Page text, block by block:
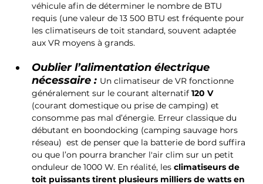
véhicule afin de déterminer le nombre de BTU
requis (une valeur de 13 500 BTU est fréquente pour
les climatiseurs de toit standard, souvent adaptée
aux VR moyens à grands.
Oublier l’alimentation électrique
nécessaire : Un climatiseur de VR fonctionne
généralement sur le courant alternatif 120 V
(courant domestique ou prise de camping) et
consomme pas mal d’énergie. Erreur classique du
débutant en boondocking (camping sauvage hors
réseau)  est de penser que la batterie de bord suffira
ou que l’on pourra brancher l'air clim sur un petit
onduleur de 1000 W. En réalité, les climatiseurs de
toit puissants tirent plusieurs milliers de watts en